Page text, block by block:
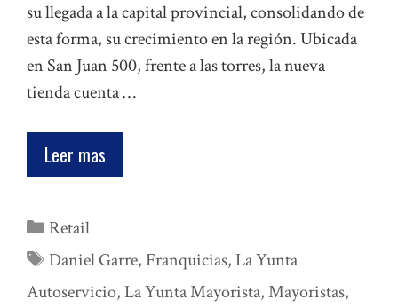
su llegada a la capital provincial, consolidando de
esta forma, su crecimiento en la región. Ubicada
en San Juan 500, frente a las torres, la nueva
tienda cuenta …
Leer mas
Categorías
Retail
Etiquetas
Daniel Garre, Franquicias,La Yunta
Autoservicio,La Yunta Mayorista,Mayoristas,